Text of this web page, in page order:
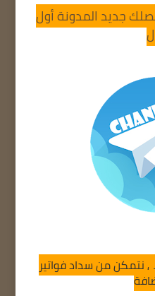
جديد المدونة أول
نتمكن من سداد فواتير